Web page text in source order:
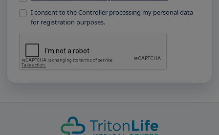
I consent to the Controller processing my personal data
for registration purposes.